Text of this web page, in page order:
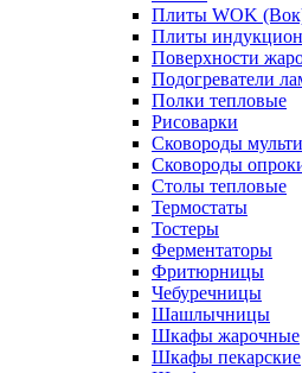
Плиты WOK
Плиты
Поверхности
Подогреватели
Полки тепловые
Рисоварки
Сковороды
Сковороды
Столы тепловые
Термостаты
Тостеры
Ферментаторы
Фритюрницы
Чебуречницы
Шашлычницы
Шкафы жарочные
Шкафы пекарские